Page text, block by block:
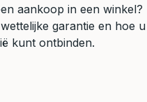
aankoop in een winkel?
garantie en hoe u
kunt ontbinden.